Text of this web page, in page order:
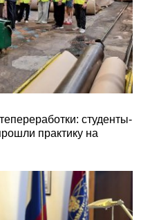
студенты-
практику на